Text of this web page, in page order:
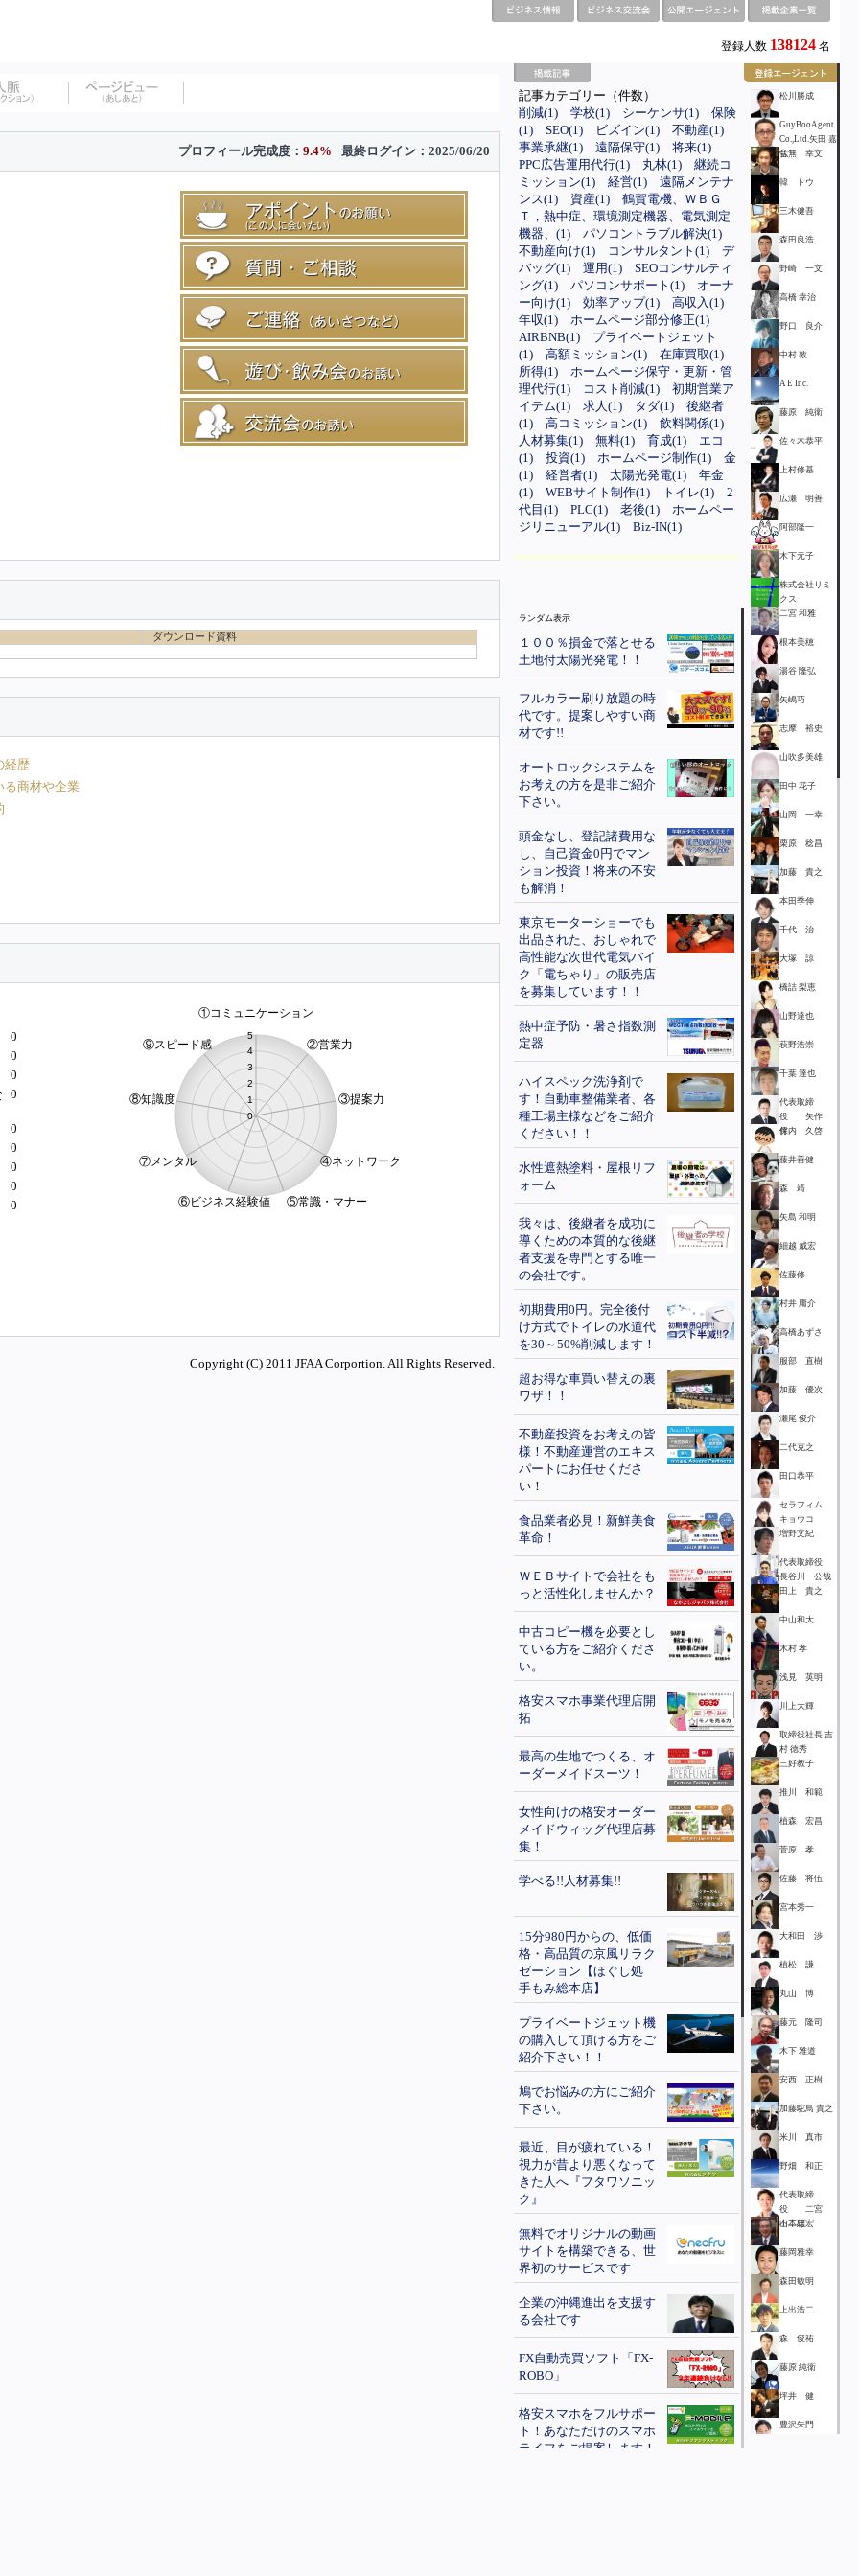
登録人数 138124 名
最終ログイン： 2025/06/20
プロフィール完成度： 9.4%
ダウンロード資料
経歴
る商材や企業
0
0
0
0
0
0
0
0
0
Copyright (C) 2011 JFAA Corportion. All Rights Reserved.
記事カテゴリー（件数）
削減(1)
学校(1) シーケンサ(1)
保険
(1)
SEO(1) ビズイン(1)
不動産(1)
事業承継(1)
遠隔保守(1)
将来(1)
PPC広告運用代行(1)
丸林(1)
継続コ
ミッション(1)
経営(1)
遠隔メンテナ
ンス(1)
資産(1)
鶴賀電機、ＷＢＧ
Ｔ，熱中症、環境測定機器、電気測定
機器、(1)
パソコントラブル解決(1)
不動産向け(1)
コンサルタント(1)
デ
バッグ(1)
運用(1)
SEOコンサルティ
ング(1)
パソコンサポート(1)
オーナ
ー向け(1)
効率アップ(1)
高収入(1)
年収(1)
ホームページ部分修正(1)
AIRBNB(1)
プライベートジェット
(1)
高額ミッション(1)
在庫買取(1)
所得(1)
ホームページ保守・更新・管
理代行(1)
コスト削減(1)
初期営業ア
イテム(1)
求人(1) タダ(1)
後継者
(1)
高コミッション(1)
飲料関係(1)
人材募集(1)
無料(1) 育成(1)
エコ
(1)
投資(1) ホームページ制作(1)
金
(1)
経営者(1) 太陽光発電(1)
年金
(1)
WEBサイト制作(1) トイレ(1)
2
代目(1)
PLC(1) 老後(1)
ホームペー
ジリニューアル(1)
Biz-IN(1)
ランダム表示
１００％損金で落とせる
土地付太陽光発電！！
フルカラー刷り放題の時
代です。提案しやすい商
材です!!
オートロックシステムを
お考えの方を是非ご紹介
下さい。
頭金なし、登記諸費用な
し、自己資金0円でマン
ション投資！将来の不安
も解消！
東京モーターショーでも
出品された、おしゃれで
高性能な次世代電気バイ
ク「電ちゃり」の販売店
を募集しています！！
熱中症予防・暑さ指数測
定器
ハイスペック洗浄剤で
す！自動車整備業者、各
種工場主様などをご紹介
ください！！
水性遮熱塗料・屋根リフ
ォーム
我々は、後継者を成功に
導くための本質的な後継
者支援を専門とする唯一
の会社です。
初期費用0円。完全後付
け方式でトイレの水道代
を30～50%削減します！
超お得な車買い替えの裏
ワザ！！
不動産投資をお考えの皆
様！不動産運営のエキス
パートにお任せくださ
い！
食品業者必見！新鮮美食
革命！
ＷＥＢサイトで会社をも
っと活性化しませんか？
中古コピー機を必要とし
ている方をご紹介くださ
い。
格安スマホ事業代理店開
拓
最高の生地でつくる、オ
ーダーメイドスーツ！
女性向けの格安オーダー
メイドウィッグ代理店募
集！
学べる!!人材募集!!
15分980円からの、低価
格・高品質の京風リラク
ゼーション【ほぐし処
手もみ総本店】
プライベートジェット機
の購入して頂ける方をご
紹介下さい！！
鳩でお悩みの方にご紹介
下さい。
最近、目が疲れている！
視力が昔より悪くなって
きた人へ『フタワソニッ
ク』
無料でオリジナルの動画
サイトを構築できる、世
界初のサービスです
企業の沖縄進出を支援す
る会社です
FX自動売買ソフト「FX-
ROBO」
格安スマホをフルサポー
ト！あなただけのスマホ
ライフをご提案します！
松川勝成
GuyBooAgent
Co.,Ltd.矢田 嘉
弘
音無 幸文
韓 トウ
三木健吾
森田良浩
野崎 一文
高橋 幸治
野口 良介
中村 敦
A E Inc.
藤原 純衛
佐々木恭平
上村修基
広瀬 明善
阿部隆一
木下元子
株式会社リミ
クス
二宮 和雅
根本美穂
湯谷 隆弘
矢嶋巧
志摩 裕史
山吹多美雄
田中 花子
山岡 一幸
栗原 稔昌
加藤 貴之
本田季伸
千代 治
大塚 諒
橋詰 梨恵
山野達也
萩野浩崇
千葉 達也
代表取締
役 矢作
保
竹内 久啓
藤井善健
森 靖
矢島 和明
細越 威宏
佐藤修
村井 庸介
高橋あずさ
服部 直樹
加藤 優次
瀬尾 俊介
二代克之
田口恭平
セラフィム
キョウコ
増野文紀
代表取締役
長谷川 公哉
田上 貴之
中山和大
木村 孝
浅見 英明
川上大輝
取締役社長 吉
村 徳秀
三好教子
推川 和範
植森 宏昌
菅原 孝
佐藤 将伍
宮本秀一
大和田 渉
植松 謙
丸山 博
藤元 隆司
木下 雅道
安西 正樹
加藤駝鳥 貴之
米川 真市
野畑 和正
代表取締
役 二宮
不二雄
山本忠宏
藤岡雅幸
森田敏明
上出浩二
森 俊祐
藤原 純衛
坪井 健
豊沢朱門